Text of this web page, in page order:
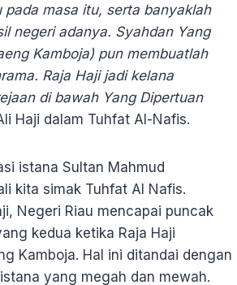
pada masa itu, serta banyaklah
negeri adanya. Syahdan Yang
Kamboja) pun membuatlah
Raja Haji jadi kelana
di bawah Yang Dipertuan
Haji dalam Tuhfat Al-Nafis.
istana Sultan Mahmud
kita simak Tuhfat Al Nafis.
Negeri Riau mencapai puncak
kedua ketika Raja Haji
Kamboja. Hal ini ditandai dengan
yang megah dan mewah.